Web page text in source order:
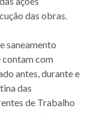
das obras.
saneamento
contam com
antes, durante e
das
de Trabalho